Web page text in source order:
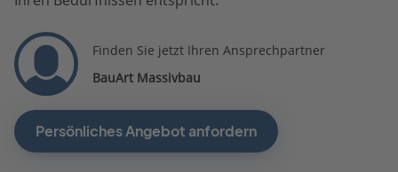
Finden Sie jetzt Ihren Ansprechpartner
BauArt Massivbau
Persönliches Angebot anfordern